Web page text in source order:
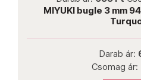
3 mm 9413R Matte Opaque